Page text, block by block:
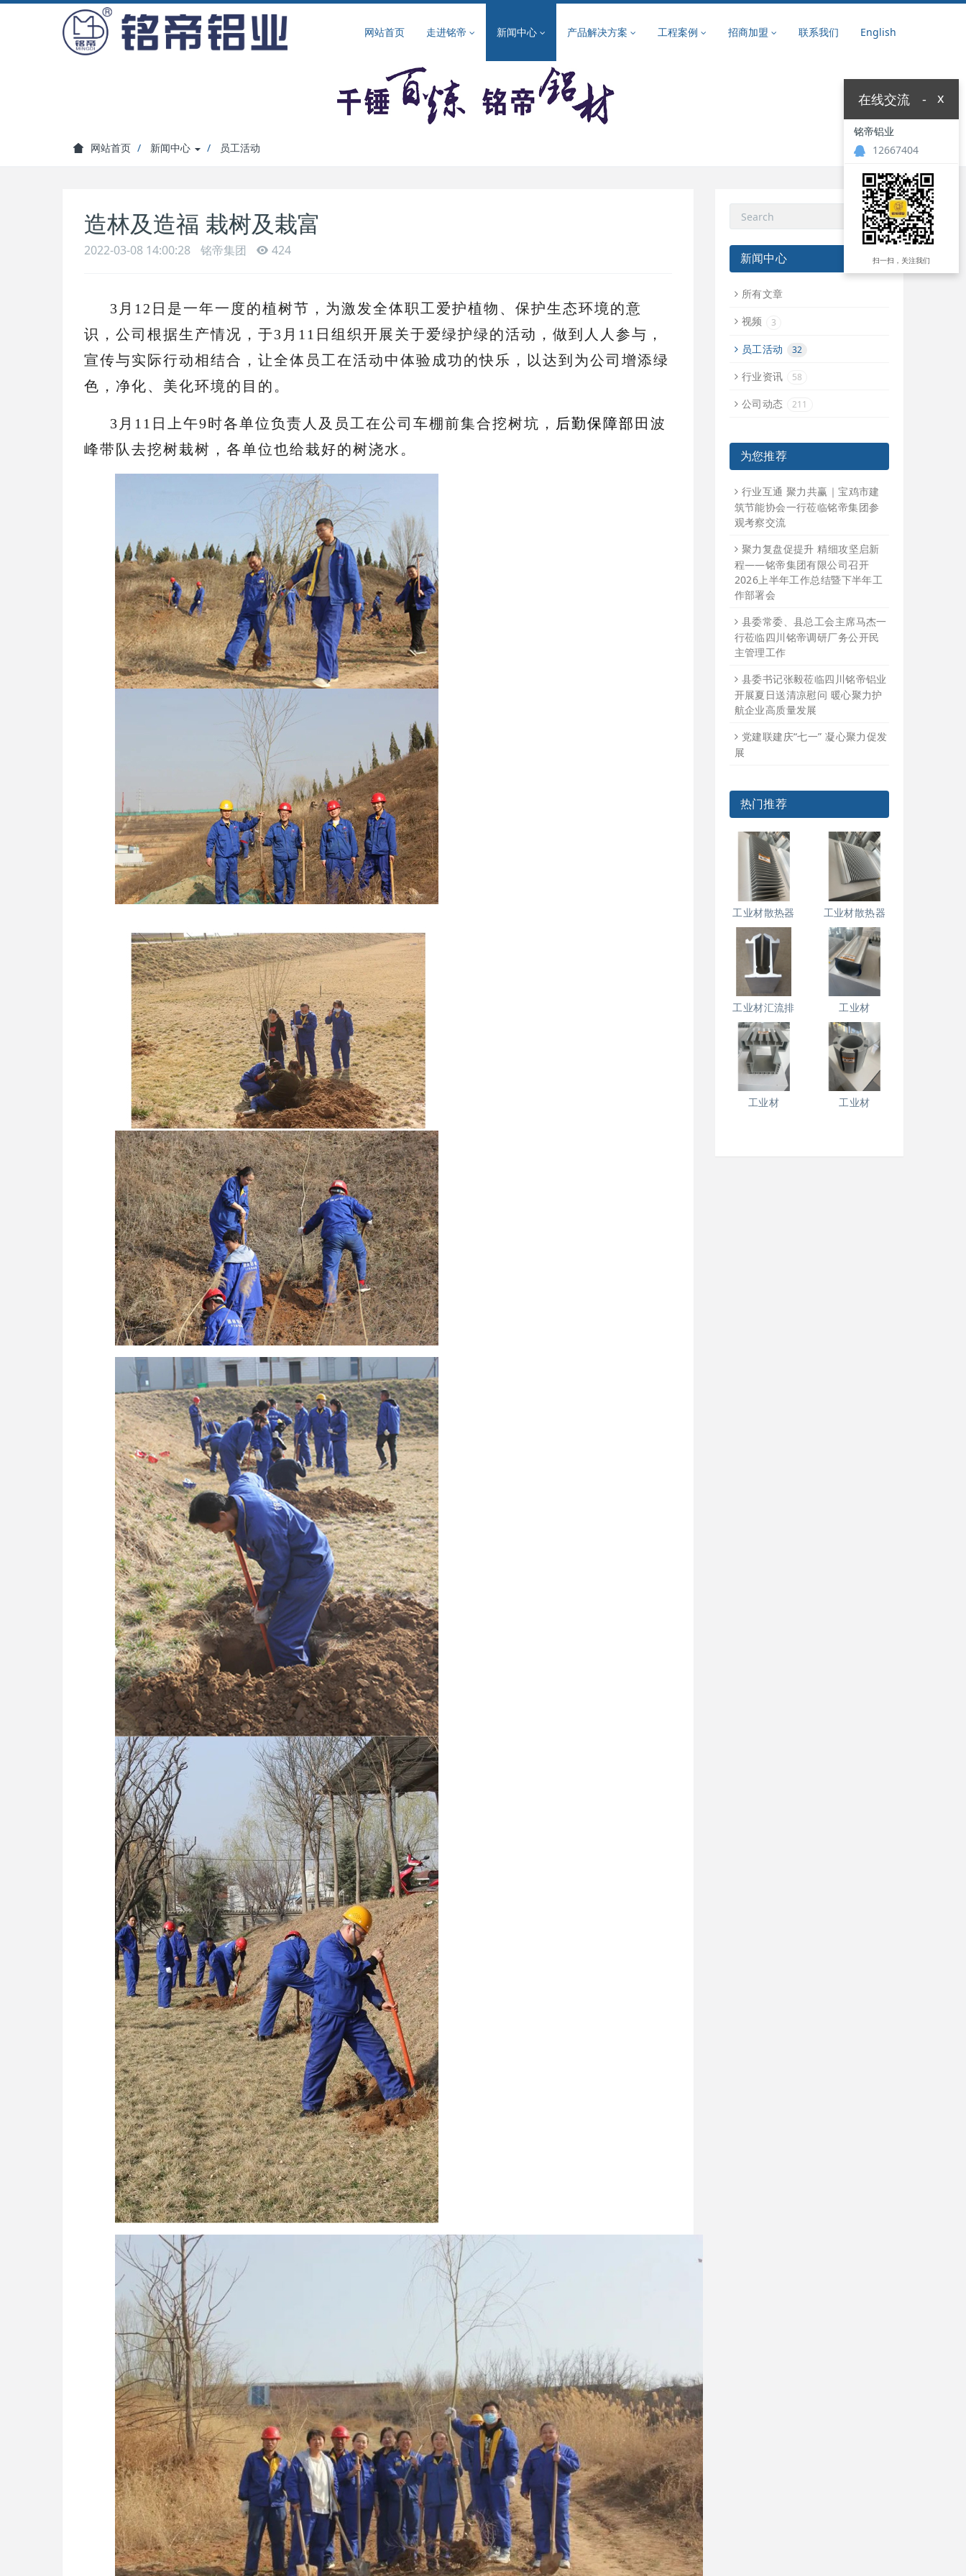
网站首页 走进铭帝 新闻中心 产品解决方案 工程案例 招商加盟 联系我们 English
网站首页 新闻中心 员工活动
造林及造福 栽树及栽富
2022-03-08 14:00:28 铭帝集团 424
3月12日是一年一度的植树节，为激发全体职工爱护植物、保护生态环境的意
识，公司根据生产情况，于3月11日组织开展关于爱绿护绿的活动，做到人人参与，
宣传与实际行动相结合，让全体员工在活动中体验成功的快乐，以达到为公司增添绿
色，净化、美化环境的目的。
3月11日上午9时各单位负责人及员工在公司车棚前集合挖树坑， 后勤保障部 田波
峰带队去挖树栽树， 各单位也给栽好的树浇水。
新闻中心
所有文章
视频
3
员工活动 32
行业资讯 58
公司动态 211
为您推荐
行业互通 聚力共赢｜宝鸡市建
筑节能协会一行莅临铭帝集团参
观考察交流
聚力复盘促提升 精细攻坚启新
程——铭帝集团有限公司召开
2026上半年工作总结暨下半年工
作部署会
县委常委、县总工会主席马杰一
行莅临四川铭帝调研厂务公开民
主管理工作
县委书记张毅莅临四川铭帝铝业
开展夏日送清凉慰问 暖心聚力护
航企业高质量发展
党建联建庆“七一” 凝心聚力促发
展
热门推荐
工业材散热器 工业材散热器
工业材汇流排 工业材
工业材 工业材
在线交流 x
-
铭帝铝业
12667404
扫一扫，关注我们